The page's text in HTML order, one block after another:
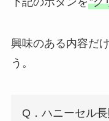
興味のある内容だ
う。
Q．ハニーセル